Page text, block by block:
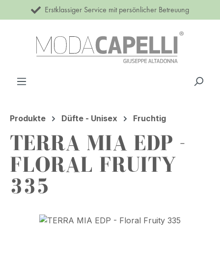
Zum Hauptinhalt springen
Erstklassiger Service mit persönlicher Betreuung
Produkte Düfte - Unisex Fruchtig
TERRA MIA EDP -
FLORAL FRUITY
335
Bildergalerie überspringen